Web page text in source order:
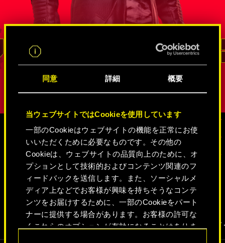
同意 詳細 概要
当ウェブサイトではCookieを使用しています
一部のCookieはウェブサイトの機能を正常にお使
いいただくために必要なものです。その他の
Cookieは、ウェブサイトの品質向上のために、オ
プションとして技術的およびコンテンツ関連のフ
ィードバックを送信します。また、ソーシャルメ
ディア上などでお客様が興味を持ちそうなコンテ
ンツをお届けするために、一部のCookieをパート
ナーに提供する場合があります。お客様の許可な
くこれらのオプションが有効になることはありま
ドッグタ
メディア
サイバーパンク2077
動画 スクリーンショット コンセプトア